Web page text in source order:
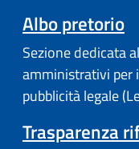
Albo pretorio
Sezione dedicata
amministrativi per
pubblicità legale
Trasparenza